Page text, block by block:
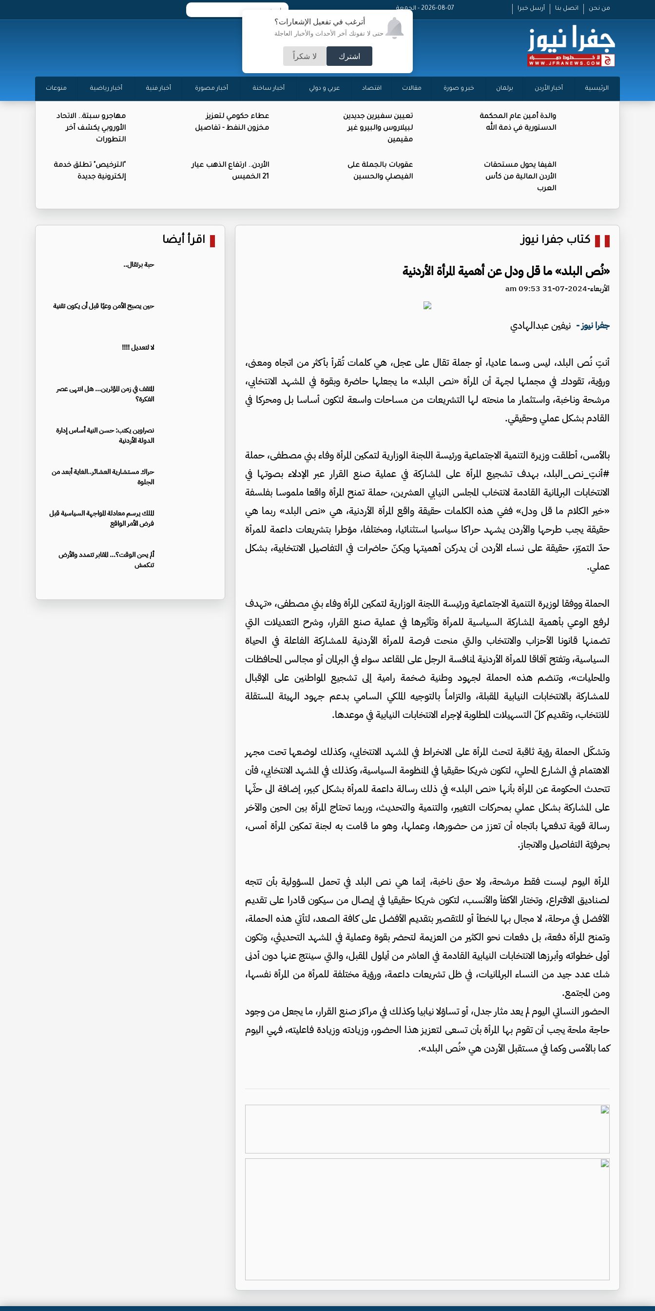
أترغب في تفعيل الإشعارات؟
حتى لا تفوتك آخر الأحداث والأخبار العاجلة
اشترك لا شكراً
من نحن اتصل بنا أرسل خبرا 2026-08-07 - الجمعة
الرئيسية أخبار الأردن برلمان خبر و صورة مقالات اقتصاد عربي و دولي أخبار ساخنة أخبار مصورة أخبار فنية أخبار رياضية منوعات
والدة أمين عام المحكمة
الدستورية في ذمة الله
تعيين سفيرين جديدين
لبيلاروس والبيرو غير
مقيمين
عطاء حكومي لتعزيز
مخزون النفط - تفاصيل
مهاجرو سبتة.. الاتحاد
الأوروبي يكشف آخر
التطورات
الفيفا يحول مستحقات
الأردن المالية من كأس
العرب
عقوبات بالجملة على
الفيصلي والحسين
الأردن.. ارتفاع الذهب عيار
21 الخميس
"الترخيص" تطلق خدمة
إلكترونية جديدة
كتاب جفرا نيوز
«نُص البلد» ما قل ودل عن أهمية المرأة الأردنية
الأربعاء-2024-07-31 09:53 am
جفرا نيوز - نيفين عبدالهادي
أنتِ نُص البلد، ليس وسما عاديا، أو جملة تقال على عجل، هي كلمات تُقرأ بأكثر من اتجاه ومعنى،
ورؤية، تقودك في مجملها لجهة أن المرأة «نص البلد» ما يجعلها حاضرة وبقوة في المشهد الانتخابي،
مرشحة وناخبة، واستثمار ما منحته لها التشريعات من مساحات واسعة لتكون أساسا بل ومحركا في
القادم بشكل عملي وحقيقي.
بالأمس، أطلقت وزيرة التنمية الاجتماعية ورئيسة اللجنة الوزارية لتمكين المرأة وفاء بني مصطفى، حملة
#أنتِ_نص_البلد، بهدف تشجيع المرأة على المشاركة في عملية صنع القرار عبر الإدلاء بصوتها في
الانتخابات البرلمانية القادمة لانتخاب المجلس النيابي العشرين، حملة تمنح المرأة واقعا ملموسا بفلسفة
«خير الكلام ما قل ودل» ففي هذه الكلمات حقيقة واقع المرأة الأردنية، هي «نص البلد» ربما هي
حقيقة يجب طرحها والأردن يشهد حراكا سياسيا استثنائيا، ومختلفا، مؤطرا بتشريعات داعمة للمرأة
حدّ التميّز، حقيقة على نساء الأردن أن يدركن أهميتها ويكنّ حاضرات في التفاصيل الانتخابية، بشكل
عملي.
الحملة ووفقا لوزيرة التنمية الاجتماعية ورئيسة اللجنة الوزارية لتمكين المرأة وفاء بني مصطفى، «تهدف
لرفع الوعي بأهمية المشاركة السياسية للمرأة وتأثيرها في عملية صنع القرار، وشرح التعديلات التي
تضمنها قانونا الأحزاب والانتخاب والتي منحت فرصة للمرأة الأردنية للمشاركة الفاعلة في الحياة
السياسية، وتفتح آفاقا للمرأة الأردنية لمنافسة الرجل على المقاعد سواء في البرلمان أو مجالس المحافظات
والمحليات»، وتنضم هذه الحملة لجهود وطنية ضخمة رامية إلى تشجيع المواطنين على الإقبال
للمشاركة بالانتخابات النيابية المقبلة، والتزاماً بالتوجيه الملكي السامي بدعم جهود الهيئة المستقلة
للانتخاب، وتقديم كلّ التسهيلات المطلوبة لإجراء الانتخابات النيابية في موعدها.
وتشكّل الحملة رؤية ثاقبة لتحث المرأة على الانخراط في المشهد الانتخابي، وكذلك لوضعها تحت مجهر
الاهتمام في الشارع المحلي، لتكون شريكا حقيقيا في المنظومة السياسية، وكذلك في المشهد الانتخابي، فأن
تتحدث الحكومة عن المرأة بأنها «نص البلد» في ذلك رسالة داعمة للمرأة بشكل كبير، إضافة الى حثّها
على المشاركة بشكل عملي بمحركات التغيير، والتنمية والتحديث، وربما تحتاج المرأة بين الحين والآخر
رسالة قوية تدفعها باتجاه أن تعزز من حضورها، وعملها، وهو ما قامت به لجنة تمكين المرأة أمس،
بحرفيّة التفاصيل والانجاز.
المرأة اليوم ليست فقط مرشحة، ولا حتى ناخبة، إنما هي نص البلد في تحمل المسؤولية بأن تتجه
لصناديق الاقتراع، وتختار الأكفأ والأنسب، لتكون شريكا حقيقيا في إيصال من سيكون قادرا على تقديم
الأفضل في مرحلة، لا مجال بها للخطأ أو للتقصير بتقديم الأفضل على كافة الصعد، لتأتي هذه الحملة،
وتمنح المرأة دفعة، بل دفعات نحو الكثير من العزيمة لتحضر بقوة وعملية في المشهد التحديثي، وتكون
أولى خطواته وأبرزها الانتخابات النيابية القادمة في العاشر من أيلول المقبل، والتي سينتج عنها دون أدنى
شك عدد جيد من النساء البرلمانيات، في ظل تشريعات داعمة، ورؤية مختلفة للمرأة من المرأة نفسها،
ومن المجتمع.
الحضور النسائي اليوم لم يعد مثار جدل، أو تساؤلا نيابيا وكذلك في مراكز صنع القرار، ما يجعل من وجود
حاجة ملحة يجب أن تقوم بها المرأة بأن تسعى لتعزيز هذا الحضور، وزيادته وزيادة فاعليته، فهي اليوم
كما بالأمس وكما في مستقبل الأردن هي «نُص البلد».
اقرأ أيضا
حبة برتقال..
حين يصبح الأمن وعيًا قبل أن يكون تقنية
لا لتعديل !!!!
المثقف في زمن المؤثرين... هل انتهى عصر
الفكرة؟
نصراوين يكتب: حسن النية أساس إدارة
الدولة الأردنية
حراك مستشارية العشائر..الغاية أبعد من
الجلوة
الملك يرسم معادلة المواجهة السياسية قبل
فرض الأمر الواقع
ألم يحن الوقت؟... المقابر تتمدد والأرض
تنكمش